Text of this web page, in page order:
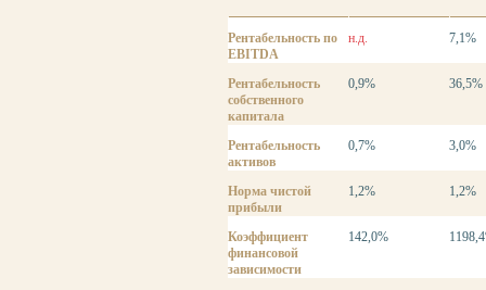
Рентабельность по
EBITDA
н.д. 7,1%
Рентабельность
собственного
капитала
0,9% 36,5%
Рентабельность
активов
0,7% 3,0%
Норма чистой
прибыли
1,2% 1,2%
Коэффициент
финансовой
зависимости
142,0%